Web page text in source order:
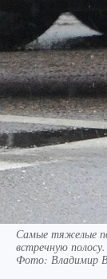
Самые тяжелые
встречную полосу.
Фото: